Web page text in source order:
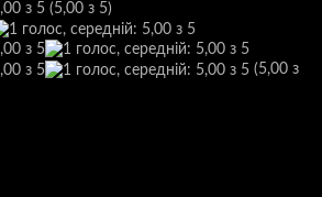
(5,00 з 5)
(5,00 з